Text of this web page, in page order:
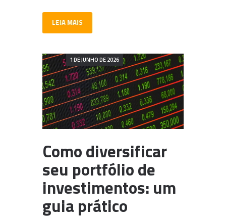
LEIA MAIS
1 DE JUNHO DE 2026
Como diversificar
seu portfólio de
investimentos: um
guia prático